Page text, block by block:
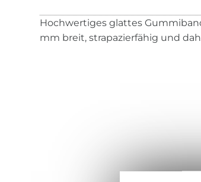
Hochwertiges glattes
mm breit, strapazierfähig und